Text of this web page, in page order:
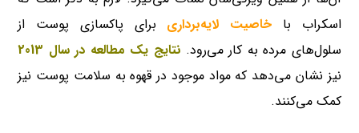
اسکراب با خاصیت لایه‌برداری برای پاکسازی پوست از
سلول‌های مرده به کار می‌رود. نتایج یک مطالعه در سال 2013
نیز نشان می‌دهد که مواد موجود در قهوه به سلامت پوست نیز
کمک می‌کنند.